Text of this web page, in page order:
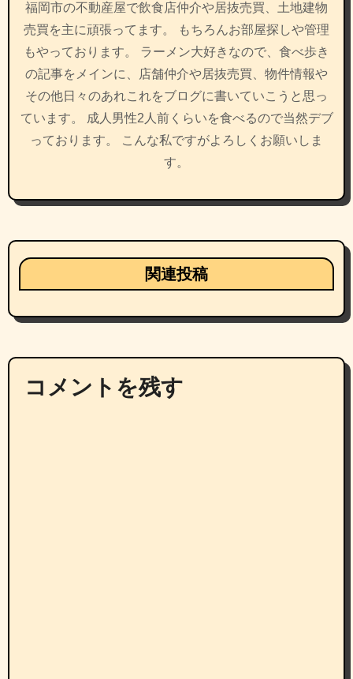
ン
福岡市の不動産屋で飲食店仲介や居抜売買、土地建物
売買を主に頑張ってます。 もちろんお部屋探しや管理
もやっております。 ラーメン大好きなので、食べ歩き
の記事をメインに、店舗仲介や居抜売買、物件情報や
その他日々のあれこれをブログに書いていこうと思っ
ています。 成人男性2人前くらいを食べるので当然デブ
っております。 こんな私ですがよろしくお願いしま
す。
関連投稿
コメントを残す